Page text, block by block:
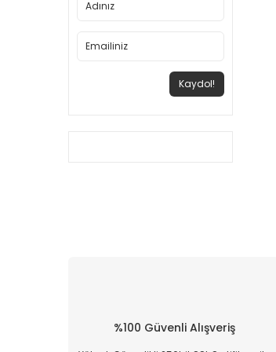
Kaydol!
%100 Güvenli Alışveriş